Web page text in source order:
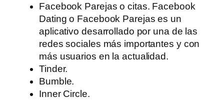
Facebook Parejas o citas. Facebook
Dating o Facebook Parejas es un
aplicativo desarrollado por una de las
redes sociales más importantes y con
más usuarios en la actualidad.
Tinder.
Bumble.
Inner Circle.